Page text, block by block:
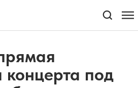
концерта под